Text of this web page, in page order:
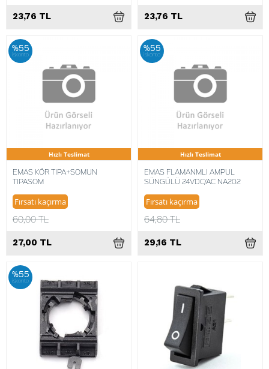
23,76 TL 23,76 TL
%55
iskonto
Hızlı Teslimat
EMAS KÖR TIPA+SOMUN
TIPASOM
Fırsatı kaçırma
60,00 TL
27,00 TL
%55
iskonto
Hızlı Teslimat
EMAS FLAMANMLI AMPUL
SÜNGÜLÜ 24VDC/AC NA202
Fırsatı kaçırma
64,80 TL
29,16 TL
%55
iskonto